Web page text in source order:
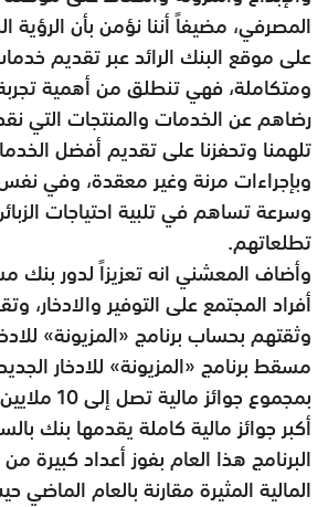
المصرفي، مضيفاً أننا نؤمن بأن
على موقع البنك الرائد عبر تقديم
ومتكاملة، فهي تنطلق من أهمية
رضاهم عن الخدمات والمنتجات التي
تلهمنا وتحفزنا على تقديم أفضل
وبإجراءات مرنة وغير معقدة، وفي
وسرعة تساهم في تلبية احتياجات
تطلعاتهم.
وأضاف المعشني انه تعزيزاً لدور
أفراد المجتمع على التوفير والادخار،
وثقتهم بحساب برنامج «المزيونة»
بمجموع
أكبر جوائز مالية كاملة يقدمها بنك
البرنامج هذا العام بفوز أعداد كبيرة من